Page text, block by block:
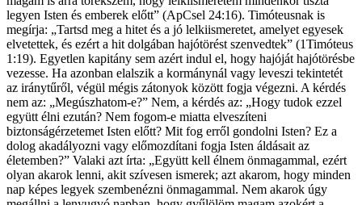
legyen Isten és emberek előtt” (ApCsel 24:16). Timóteusnak is
megírja: „Tartsd meg a hitet és a jó lelkiismeretet, amelyet egyesek
elvetettek, és ezért a hit dolgában hajótörést szenvedtek” (1Timóteus
1:19). Egyetlen kapitány sem azért indul el, hogy hajóját hajótörésbe
vezesse. Ha azonban elalszik a kormánynál vagy leveszi tekintetét
az iránytűről, végül mégis zátonyok között fogja végezni. A kérdés
nem az: „Megúszhatom-e?” Nem, a kérdés az: „Hogy tudok ezzel
együtt élni ezután? Nem fogom-e miatta elveszíteni
biztonságérzetemet Isten előtt? Mit fog erről gondolni Isten? Ez a
dolog akadályozni vagy előmozdítani fogja Isten áldásait az
életemben?” Valaki azt írta: „Együtt kell élnem önmagammal, ezért
olyan akarok lenni, akit szívesen ismerek; azt akarom, hogy minden
nap képes legyek szembenézni önmagammal. Nem akarok úgy